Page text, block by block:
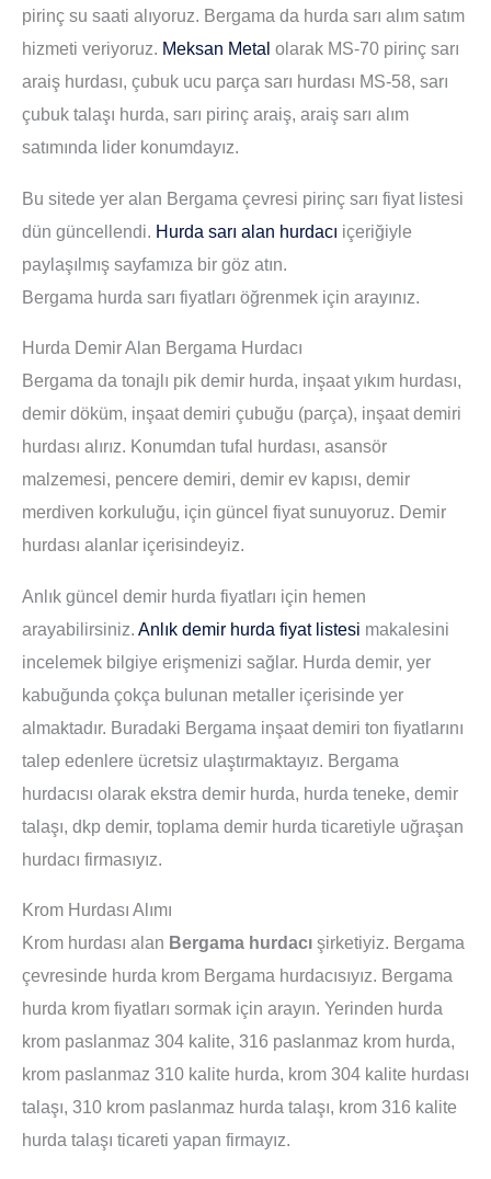
pirinç su saati alıyoruz. Bergama da hurda sarı alım satım
hizmeti veriyoruz. Meksan Metal olarak MS-70 pirinç sarı
araiş hurdası, çubuk ucu parça sarı hurdası MS-58, sarı
çubuk talaşı hurda, sarı pirinç araiş, araiş sarı alım
satımında lider konumdayız.
Bu sitede yer alan Bergama çevresi pirinç sarı fiyat listesi
dün güncellendi. Hurda sarı alan hurdacı içeriğiyle
paylaşılmış sayfamıza bir göz atın.
Bergama hurda sarı fiyatları öğrenmek için arayınız.
Hurda Demir Alan Bergama Hurdacı
Bergama da tonajlı pik demir hurda, inşaat yıkım hurdası,
demir döküm, inşaat demiri çubuğu (parça), inşaat demiri
hurdası alırız. Konumdan tufal hurdası, asansör
malzemesi, pencere demiri, demir ev kapısı, demir
merdiven korkuluğu, için güncel fiyat sunuyoruz. Demir
hurdası alanlar içerisindeyiz.
Anlık güncel demir hurda fiyatları için hemen
arayabilirsiniz. Anlık demir hurda fiyat listesi makalesini
incelemek bilgiye erişmenizi sağlar. Hurda demir, yer
kabuğunda çokça bulunan metaller içerisinde yer
almaktadır. Buradaki Bergama inşaat demiri ton fiyatlarını
talep edenlere ücretsiz ulaştırmaktayız. Bergama
hurdacısı olarak ekstra demir hurda, hurda teneke, demir
talaşı, dkp demir, toplama demir hurda ticaretiyle uğraşan
hurdacı firmasıyız.
Krom Hurdası Alımı
Krom hurdası alan Bergama hurdacı şirketiyiz. Bergama
çevresinde hurda krom Bergama hurdacısıyız. Bergama
hurda krom fiyatları sormak için arayın. Yerinden hurda
krom paslanmaz 304 kalite, 316 paslanmaz krom hurda,
krom paslanmaz 310 kalite hurda, krom 304 kalite hurdası
talaşı, 310 krom paslanmaz hurda talaşı, krom 316 kalite
hurda talaşı ticareti yapan firmayız.